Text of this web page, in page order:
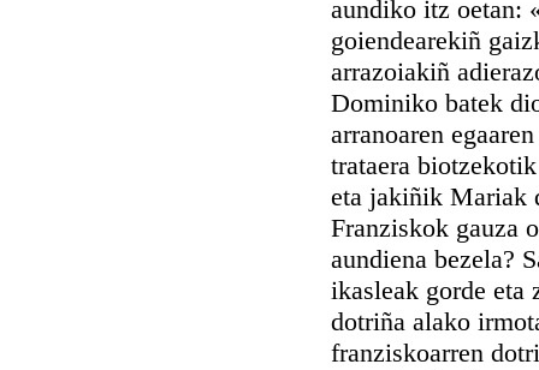
aundiko itz oetan:
goiendearekiñ
arrazoiakiñ
Dominiko batek
arranoaren
trataera
eta jakiñik Mariak
Franziskok gauza
aundiena bezela?
ikasleak gorde eta
dotriña alako
franziskoarren